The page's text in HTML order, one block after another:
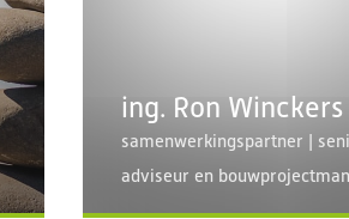
ing. Ron Winckers
samenwerkingspartner |
adviseur en